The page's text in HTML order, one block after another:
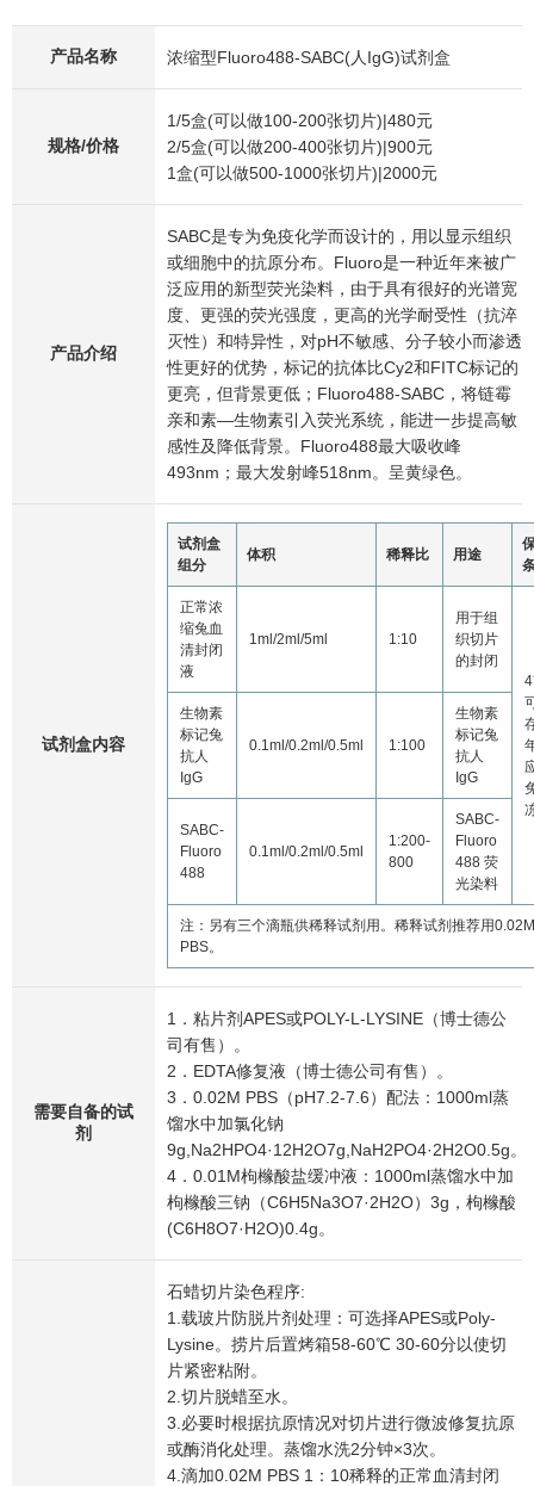
产品名称 浓缩型Fluoro488-SABC(人IgG)试剂盒
规格/价格
1/5盒(可以做100-200张切片)|480元
2/5盒(可以做200-400张切片)|900元
1盒(可以做500-1000张切片)|2000元
产品介绍
SABC是专为免疫化学而设计的，用以显示组织
或细胞中的抗原分布。Fluoro是一种近年来被广
泛应用的新型荧光染料，由于具有很好的光谱宽
度、更强的荧光强度，更高的光学耐受性（抗淬
灭性）和特异性，对pH不敏感、分子较小而渗透
性更好的优势，标记的抗体比Cy2和FITC标记的
更亮，但背景更低；Fluoro488-SABC，将链霉
亲和素—生物素引入荧光系统，能进一步提高敏
感性及降低背景。Fluoro488最大吸收峰
493nm；最大发射峰518nm。呈黄绿色。
试剂盒内容
试剂盒
组分
体积 稀释比 用途
正常浓
缩兔血
清封闭
液
1ml/2ml/5ml 1:10
用于组
织切片
的封闭
生物素
标记兔
抗人
IgG
0.1ml/0.2ml/0.5ml 1:100
生物素
标记兔
抗人
IgG
SABC-
Fluoro
488
0.1ml/0.2ml/0.5ml
1:200-
800
SABC-
Fluoro
488 荧
光染料
注：另有三个滴瓶供稀释试剂用。稀释试剂推荐用0.02M
PBS。
需要自备的试
剂
1．粘片剂APES或POLY-L-LYSINE（博士德公
司有售）。
2．EDTA修复液（博士德公司有售）。
3．0.02M PBS（pH7.2-7.6）配法：1000ml蒸
馏水中加氯化钠
9g,Na2HPO4·12H2O7g,NaH2PO4·2H2O0.5g。
4．0.01M枸橼酸盐缓冲液：1000ml蒸馏水中加
枸橼酸三钠（C6H5Na3O7·2H2O）3g，枸橼酸
(C6H8O7·H2O)0.4g。
石蜡切片染色程序:
1.载玻片防脱片剂处理：可选择APES或Poly-
Lysine。捞片后置烤箱58-60℃ 30-60分以使切
片紧密粘附。
2.切片脱蜡至水。
3.必要时根据抗原情况对切片进行微波修复抗原
或酶消化处理。蒸馏水洗2分钟×3次。
4.滴加0.02M PBS 1：10稀释的正常血清封闭